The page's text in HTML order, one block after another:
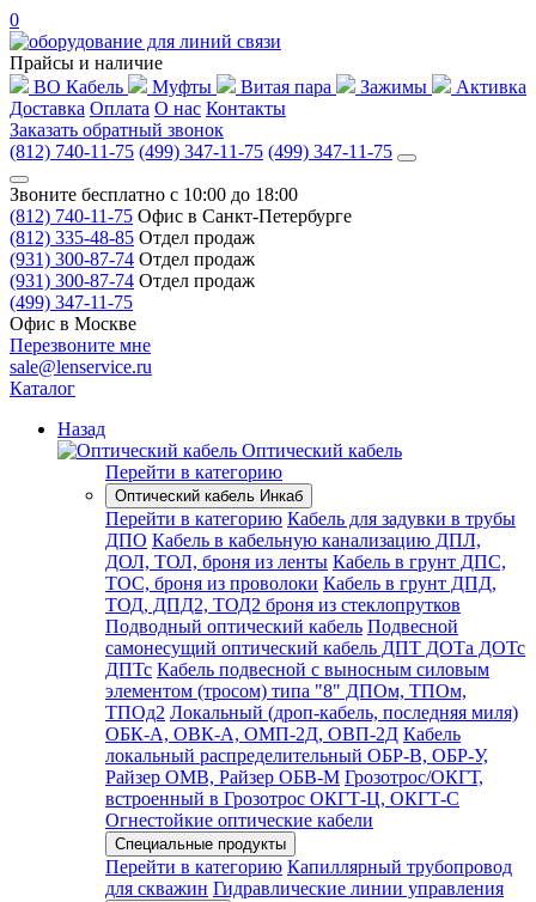
0
Прайсы и наличие
ВО Кабель
Муфты Витая пара Зажимы
Активка
Доставка Оплата О нас Контакты
Заказать обратный звонок
(812) 740-11-75 (499) 347-11-75 (499) 347-11-75
Звоните бесплатно с 10:00 до 18:00
(812) 740-11-75 Офис в Санкт-Петербурге
(812) 335-48-85 Отдел продаж
(931) 300-87-74 Отдел продаж
(931) 300-87-74 Отдел продаж
(499) 347-11-75
Офис в Москве
Перезвоните мне
sale@lenservice.ru
Каталог
Назад
Оптический кабель
Перейти в категорию
Оптический кабель Инкаб
Перейти в категорию Кабель для задувки в трубы
ДПО Кабель в кабельную канализацию ДПЛ,
ДОЛ, ТОЛ, броня из ленты Кабель в грунт ДПС,
ТОС, броня из проволоки Кабель в грунт ДПД,
ТОД, ДПД2, ТОД2 броня из стеклопрутков
Подводный оптический кабель Подвесной
самонесущий оптический кабель ДПТ ДОТа ДОТс
ДПТс Кабель подвесной с выносным силовым
элементом (тросом) типа "8" ДПОм, ТПОм,
ТПОд2 Локальный (дроп-кабель, последняя миля)
ОБК-А, ОВК-А, ОМП-2Д, ОВП-2Д Кабель
локальный распределительный ОБР-В, ОБР-У,
Райзер ОМВ, Райзер ОБВ-М Грозотрос/ОКГТ,
встроенный в Грозотрос ОКГТ-Ц, ОКГТ-С
Огнестойкие оптические кабели
Специальные продукты
Перейти в категорию Капиллярный трубопровод
для скважин Гидравлические линии управления